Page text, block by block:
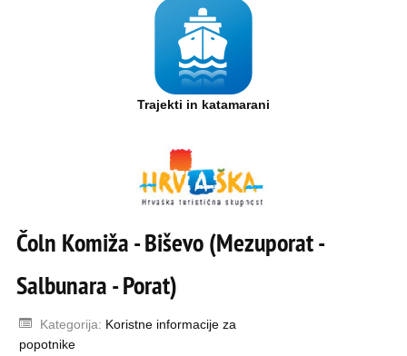
Trajekti in katamarani
Čoln Komiža - Biševo (Mezuporat -
Salbunara - Porat)
Kategorija: Koristne informacije za
popotnike